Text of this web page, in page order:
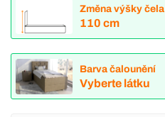
Změna výšky čela
110 cm
Barva čalounění
Vyberte látku